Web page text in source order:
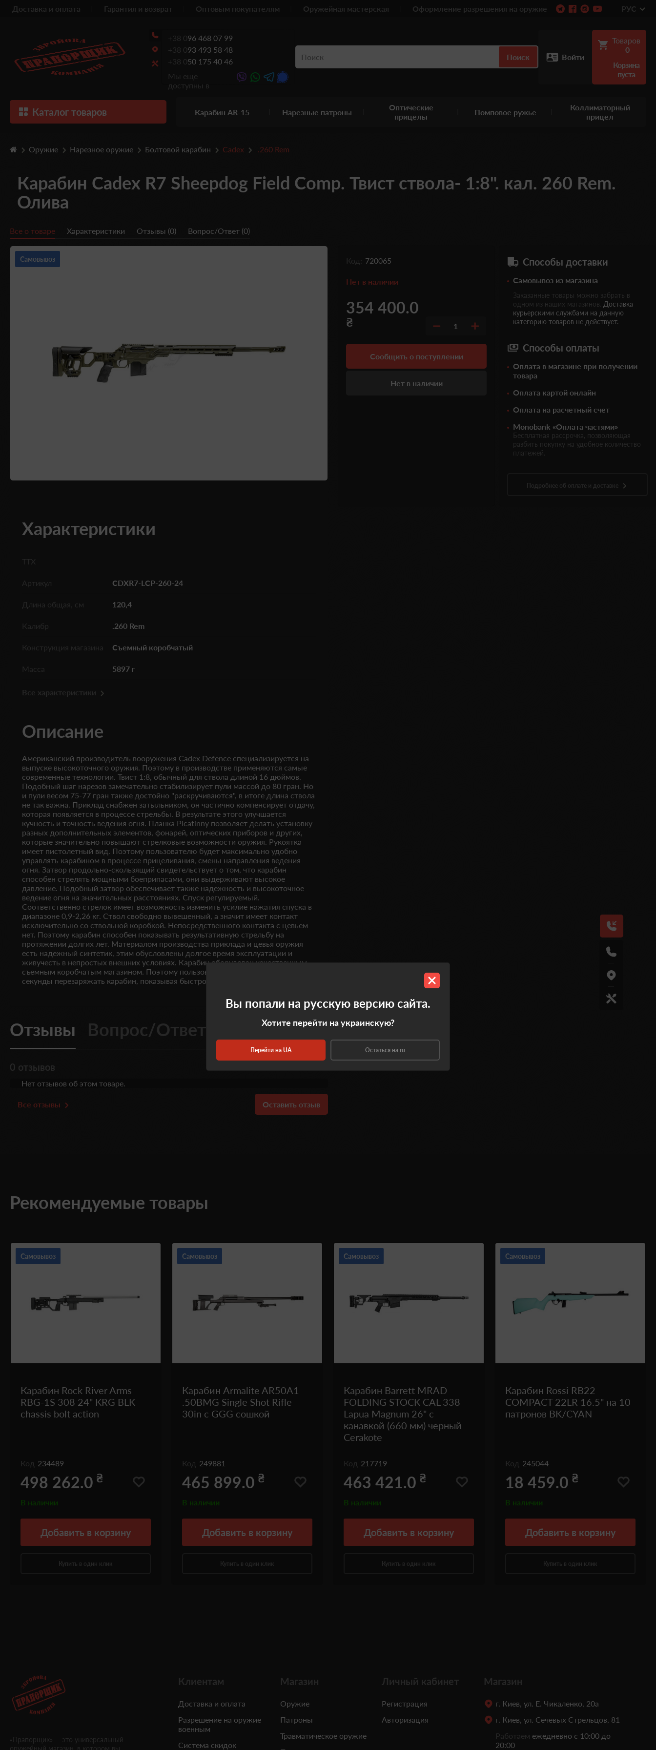
Доставка и оплата Гарантия и возврат Оптовым покупателям Оружейная мастерская Оформление разрешения на оружие РУС
+38 096 468 07 99
+38 093 493 58 48
+38 050 175 40 46
Мы еще
доступны в
Поиск Войти
Товаров
0
Корзина
пуста
Каталог товаров Карабин AR-15 Нарезные патроны
Оптические
прицелы
Помповое ружье
Коллиматорный
прицел
Оружие Нарезное оружие Болтовой карабин Cadex .260 Rem
Карабин Cadex R7 Sheepdog Field Comp. Твист ствола- 1:8". кал. 260 Rem.
Олива
Все о товаре Характеристики Отзывы (0) Вопрос/Ответ (0)
Самовывоз
Характеристики
ТТХ
Артикул CDXR7-LCP-260-24
Длина общая, см 120,4
Калибр .260 Rem
Конструкция магазина Съемный коробчатый
Масса 5897 г
Все характеристики
Описание
Американский производитель вооружения Cadex Defence специализируется на
выпуске высокоточного оружия. Поэтому в производстве применяются самые
современные технологии. Твист 1:8, обычный для ствола длиной 16 дюймов.
Подобный шаг нарезов замечательно стабилизирует пули массой до 80 гран. Но
и пули весом 75-77 гран также достойно "раскручиваются", в итоге длина ствола
не так важна. Приклад снабжен затыльником, он частично компенсирует отдачу,
которая появляется в процессе стрельбы. В результате этого улучшается
кучность и точность ведения огня. Планка Picatinny позволяет делать установку
разных дополнительных элементов, фонарей, оптических приборов и других,
которые значительно повышают стрелковые возможности оружия. Рукоятка
имеет пистолетный вид. Поэтому пользователю будет максимально удобно
управлять карабином в процессе прицеливания, смены направления ведения
огня. Затвор продольно-скользящий свидетельствует о том, что карабин
способен стрелять мощными боеприпасами, они выдерживают высокое
давление. Подобный затвор обеспечивает также надежность и высокоточное
ведение огня на значительных расстояниях. Спуск регулируемый.
Соответственно стрелок имеет возможность изменить усилие нажатия спуска в
диапазоне 0,9-2,26 кг. Ствол свободно вывешенный, а значит имеет контакт
исключительно со ствольной коробкой. Непосредственного контакта с цевьем
нет. Поэтому карабин способен показывать результативную стрельбу на
протяжении долгих лет. Материалом производства приклада и цевья оружия
есть надежный синтетик, этим обусловлены долгое время эксплуатации и
живучесть в непростых внешних условиях. Карабин оборудован качественным
съемным коробчатым магазином. Поэтому пользователь может за считанные
секунды перезаряжать карабин, показывая быстрое ведение огня.
Отзывы Вопрос/Ответ
0 отзывов
Нет отзывов об этом товаре.
Все отзывы Оставить отзыв
Код: 720065
Нет в наличии
354 400.0
₴ 1
Сообщить о поступлении
Нет в наличии
Способы доставки
Самовывоз из магазина
Заказанные товары можно забрать в
одном из наших магазинов. Доставка
курьерскими службами на данную
категорию товаров не действует.
Способы оплаты
Оплата в магазине при получении
товара
Оплата картой онлайн
Оплата на расчетный счет
Monobank «Оплата частями»
Бесплатная рассрочка, позволяющая
разбить покупку на удобное количество
платежей.
Подробнее об оплате и доставке
Рекомендуемые товары
Самовывоз
Карабин Rock River Arms
RBG-1S 308 24" KRG BLK
chassis bolt action
Код 234489
498 262.0 ₴
В наличии
Добавить в корзину
Купить в один клик
Самовывоз
Карабин Armalite AR50A1
.50BMG Single Shot Rifle
30in с GGG сошкой
Код 249881
465 899.0 ₴
В наличии
Добавить в корзину
Купить в один клик
Самовывоз
Карабин Barrett MRAD
FOLDING STOCK CAL 338
Lapua Magnum 26" с
канавкой (660 мм) черный
Cerakote
Код 217719
463 421.0 ₴
В наличии
Добавить в корзину
Купить в один клик
Самовывоз
Карабин Rossi RB22
COMPACT 22LR 16.5" на 10
патронов BK/CYAN
Код 245044
18 459.0 ₴
В наличии
Добавить в корзину
Купить в один клик
«Прапорщик» — это универсальный
оружейный магазин, в котором вы
Клиентам
Доставка и оплата
Разрешение на оружие
военным
Система скидок
Магазин
Оружие
Патроны
Травматическое оружие
Личный кабинет
Регистрация
Авторизация
Магазин
г. Киев, ул. Е. Чикаленко, 20а
г. Киев, ул. Сечевых Стрельцов, 81
Работаем ежедневно с 10:00 до
20:00
Вы попали на русскую версию сайта.
Хотите перейти на украинскую?
Перейти на UA Остаться на ru